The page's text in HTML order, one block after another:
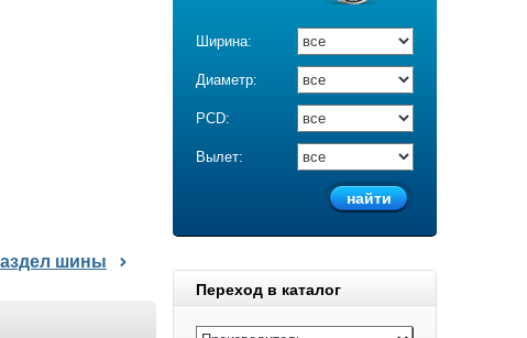
Ширина:
Диаметр:
PCD:
Вылет:
Переход в каталог
шины